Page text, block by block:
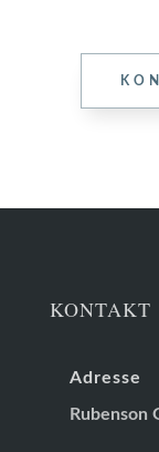
KONTAKT
Adresse
Rubenson